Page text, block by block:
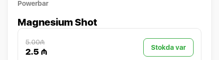
Powerbar
Magnesium Shot
5.00₼
2.5 ₼ Stokda var